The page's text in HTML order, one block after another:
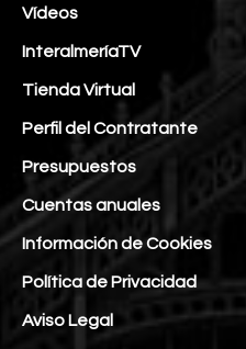
Vídeos
InteralmeríaTV
Tienda Virtual
Perfil del Contratante
Presupuestos
Cuentas anuales
Información de Cookies
Política de Privacidad
Aviso Legal